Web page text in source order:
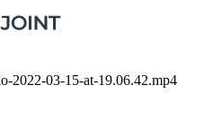
2022-03-15-at-19.06.42.mp4